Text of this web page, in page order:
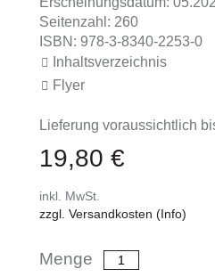
Seitenzahl: 260
ISBN: 978-3-8340-2253-0
Inhaltsverzeichnis
Flyer
Lieferung voraussichtlich
19,80 €
inkl. MwSt.
zzgl. Versandkosten (Info)
Menge